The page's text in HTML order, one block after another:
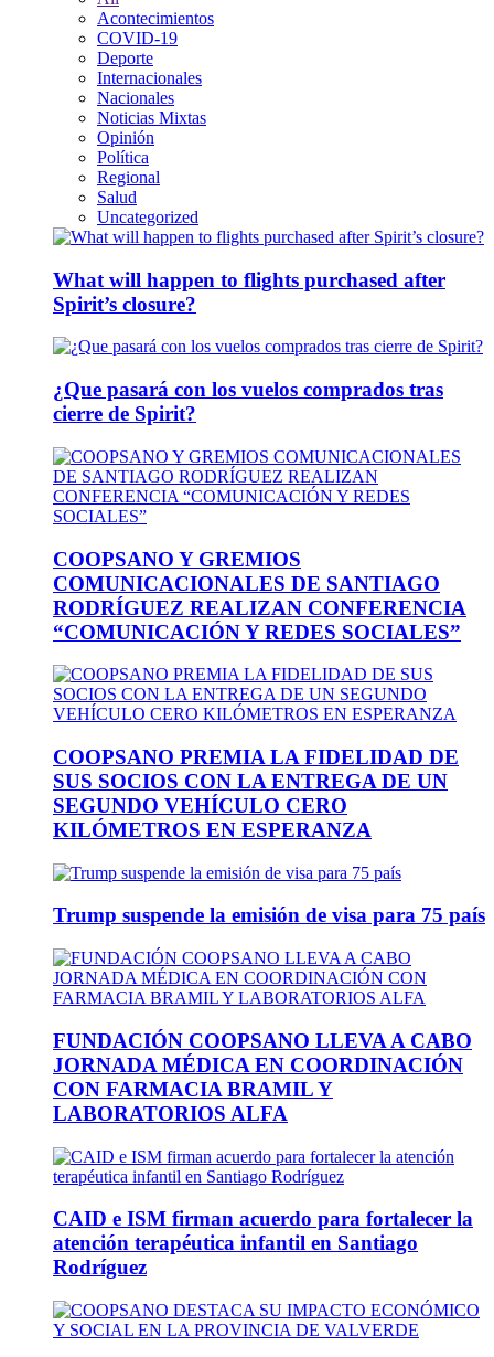
Acontecimientos
COVID-19
Deporte
Internacionales
Nacionales
Noticias Mixtas
Opinión
Política
Regional
Salud
Uncategorized
What will happen to flights purchased after
Spirit’s closure?
¿Que pasará con los vuelos comprados tras
cierre de Spirit?
COOPSANO Y GREMIOS
COMUNICACIONALES DE SANTIAGO
RODRÍGUEZ REALIZAN CONFERENCIA
“COMUNICACIÓN Y REDES SOCIALES”
COOPSANO PREMIA LA FIDELIDAD DE
SUS SOCIOS CON LA ENTREGA DE UN
SEGUNDO VEHÍCULO CERO
KILÓMETROS EN ESPERANZA
Trump suspende la emisión de visa para 75 país
FUNDACIÓN COOPSANO LLEVA A CABO
JORNADA MÉDICA EN COORDINACIÓN
CON FARMACIA BRAMIL Y
LABORATORIOS ALFA
CAID e ISM firman acuerdo para fortalecer la
atención terapéutica infantil en Santiago
Rodríguez